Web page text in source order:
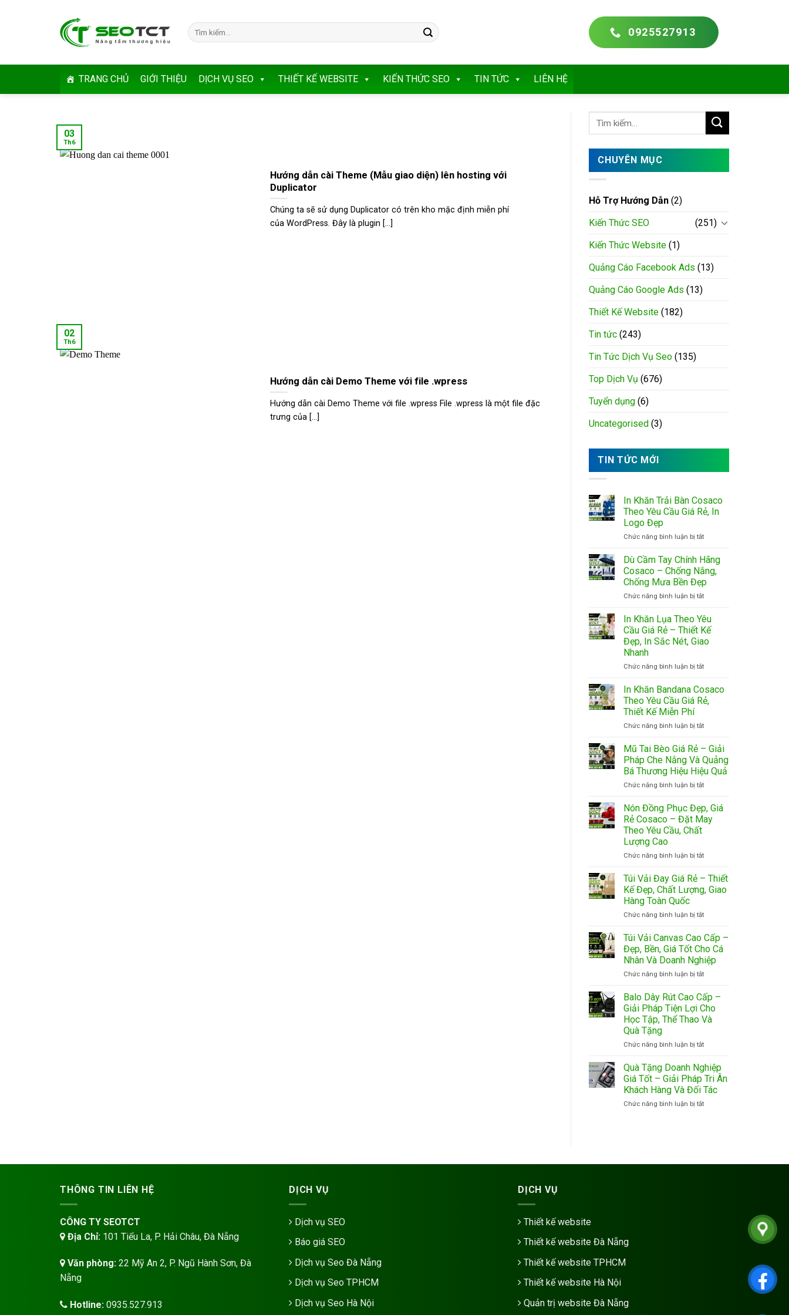
Tìm
kiếm:
0925527913
TRANG CHỦ GIỚI THIỆU DỊCH VỤ SEO THIẾT KẾ WEBSITE KIẾN THỨC SEO TIN TỨC LIÊN HỆ
Hướng dẫn cài Theme (Mẫu giao diện) lên hosting với
Duplicator
Chúng ta sẽ sử dụng Duplicator có trên kho mặc định miễn phí
của WordPress. Đây là plugin [...]
03
Th6
Hướng dẫn cài Demo Theme với file .wpress
Hướng dẫn cài Demo Theme với file .wpress File .wpress là một file đặc
trưng của [...]
02
Th6
CHUYÊN MỤC
Hỗ Trợ Hướng Dẫn (2)
Kiến Thức SEO
(251)
Kiến Thức Website (1)
Quảng Cáo Facebook Ads (13)
Quảng Cáo Google Ads (13)
Thiết Kế Website (182)
Tin tức (243)
Tin Tức Dịch Vụ Seo (135)
Top Dịch Vụ (676)
Tuyển dụng (6)
Uncategorised (3)
TIN TỨC MỚI
In Khăn Trải Bàn Cosaco
Theo Yêu Cầu Giá Rẻ, In
Logo Đẹp
Chức năng bình luận bị tắtở
Khăn
Trải
Bàn
Cosaco
Theo
Cầu
Giá
Rẻ,
In
Đẹp
Dù Cầm Tay Chính Hãng
Cosaco – Chống Nắng,
Chống Mưa Bền Đẹp
Chức năng bình luận bị tắtở
Cầm
Tay
Chính
Hãng
–
Chống
Mưa
Đẹp
In Khăn Lụa Theo Yêu
Cầu Giá Rẻ – Thiết Kế
Đẹp, In Sắc Nét, Giao
Nhanh
Chức năng bình luận bị tắtở
Khăn
Lụa
Theo
Cầu
Rẻ
–
Thiết
Kế
Đẹp,
Sắc
Nét,
Giao
In Khăn Bandana Cosaco
Theo Yêu Cầu Giá Rẻ,
Thiết Kế Miễn Phí
Chức năng bình luận bị tắtở
Khăn
Bandana
Cosaco
Theo
Yêu
Giá
Thiết
Phí
Mũ Tai Bèo Giá Rẻ – Giải
Pháp Che Nắng Và Quảng
Bá Thương Hiệu Hiệu Quả
Chức năng bình luận bị tắtở
Tai
Bèo
Giá
Giải
Che
Nắng
Và
Bá
Hiệu
Hiệu
Quả
Nón Đồng Phục Đẹp, Giá
Rẻ Cosaco – Đặt May
Theo Yêu Cầu, Chất
Lượng Cao
Chức năng bình luận bị tắtở
Đồng
Phục
Đẹp,
Rẻ
–
May
Theo
Yêu
Chất
Lượng
Cao
Túi Vải Đay Giá Rẻ – Thiết
Kế Đẹp, Chất Lượng, Giao
Hàng Toàn Quốc
Chức năng bình luận bị tắtở
Vải
Đay
Giá
Rẻ
–
Kế
Đẹp,
Chất
Lượng,
Hàng
Quốc
Túi Vải Canvas Cao Cấp –
Đẹp, Bền, Giá Tốt Cho Cá
Nhân Và Doanh Nghiệp
Chức năng bình luận bị tắtở
Vải
Canvas
Cao
Cấp
Đẹp,
Giá
Tốt
Cho
Cá
Nhân
Balo Dây Rút Cao Cấp –
Giải Pháp Tiện Lợi Cho
Học Tập, Thể Thao Và
Quà Tặng
Chức năng bình luận bị tắtở
Dây
Rút
Cao
Cấp
–
Học
Quà Tặng Doanh Nghiệp
Giá Tốt – Giải Pháp Tri Ân
Khách Hàng Và Đối Tác
Chức năng bình luận bị tắtở
Tốt
THÔNG TIN LIÊN HỆ
CÔNG TY SEOTCT
Địa Chỉ: 101 Tiểu La, P. Hải Châu, Đà Nẵng
Văn phòng: 22 Mỹ An 2, P. Ngũ Hành Sơn, Đà
Nẵng
Hotline: 0935.527.913
DỊCH VỤ
Dịch vụ SEO
Báo giá SEO
Dịch vụ Seo Đà Nẵng
Dịch vụ Seo TPHCM
Dịch vụ Seo Hà Nội
DỊCH VỤ
Thiết kế website
Thiết kế website Đà Nẵng
Thiết kế website TPHCM
Thiết kế website Hà Nội
Quản trị website Đà Nẵng